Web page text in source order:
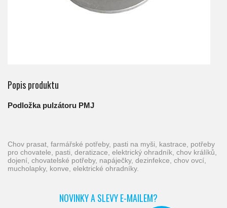
Popis produktu
Podložka pulzátoru PMJ
chov prasat, farmářské potřeby, pasti na myši, kastrace, potřeby
pro chovatele, pasti, deratizace, elektrický ohradník, chov králíků,
dojení, chovatelské potřeby, napáječky, dezinfekce, chov ovcí,
mucholapky, konve, elektrické ohradníky.
NOVINKY A SLEVY E-MAILEM?